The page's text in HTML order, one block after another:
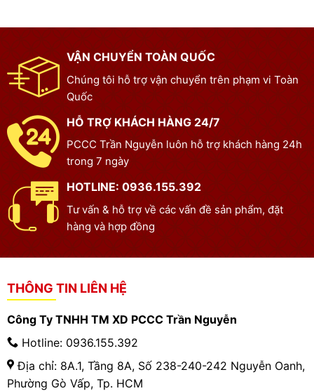
VẬN CHUYỂN TOÀN QUỐC
Chúng tôi hỗ trợ vận chuyển trên phạm vi Toàn
Quốc
HỖ TRỢ KHÁCH HÀNG 24/7
PCCC Trần Nguyễn luôn hỗ trợ khách hàng 24h
trong 7 ngày
HOTLINE: 0936.155.392
Tư vấn & hỗ trợ về các vấn đề sản phẩm, đặt
hàng và hợp đồng
THÔNG TIN LIÊN HỆ
Công Ty TNHH TM XD PCCC Trần Nguyễn
Hotline: 0936.155.392
Địa chỉ: 8A.1, Tầng 8A, Số 238-240-242 Nguyễn Oanh,
Phường Gò Vấp, Tp. HCM